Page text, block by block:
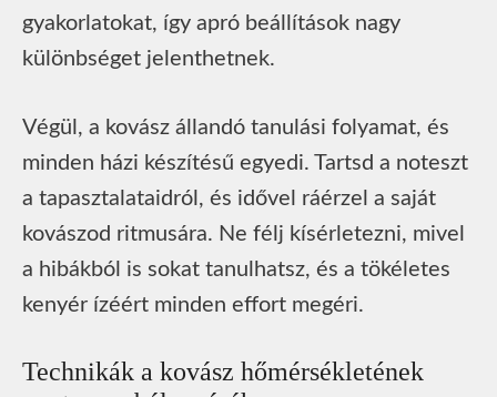
gyakorlatokat, így apró beállítások nagy
különbséget jelenthetnek.
Végül, a kovász állandó tanulási folyamat, és
minden házi készítésű egyedi. Tartsd a noteszt
a tapasztalataidról, és idővel ráérzel a saját
kovászod ritmusára. Ne félj kísérletezni, mivel
a hibákból is sokat tanulhatsz, és a tökéletes
kenyér ízéért minden effort megéri.
Technikák a kovász hőmérsékletének